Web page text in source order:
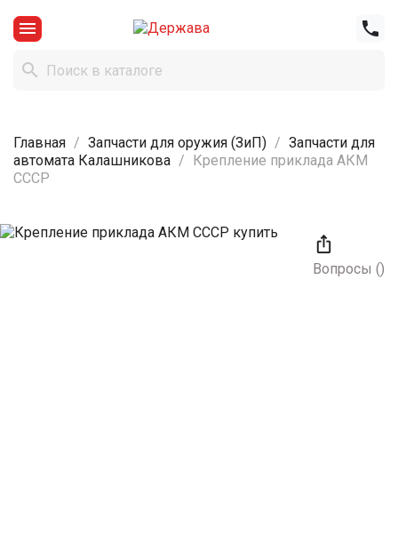



Главная Запчасти для оружия (ЗиП)
Запчасти для
автомата Калашникова
Крепление приклада АКМ
СССР

Вопросы ()